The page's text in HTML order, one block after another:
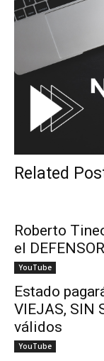
Related
Roberto
el
YouTube
Estado
VIEJAS, SIN
válidos
YouTube